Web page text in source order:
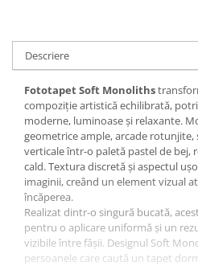
Descriere
Fototapet Soft Monoliths
compoziție artistică echilibrată,
moderne, luminoase și relaxante.
geometrice ample, arcade rotunjite,
verticale într-o paletă pastel de bej,
cald. Textura discretă și aspectul
imaginii, creând un element vizual
încăperea.
Realizat dintr-o singură bucată,
pentru o aplicare uniformă și un
vizibile între fâșii. Designul Soft
persoanele care caută un tapet